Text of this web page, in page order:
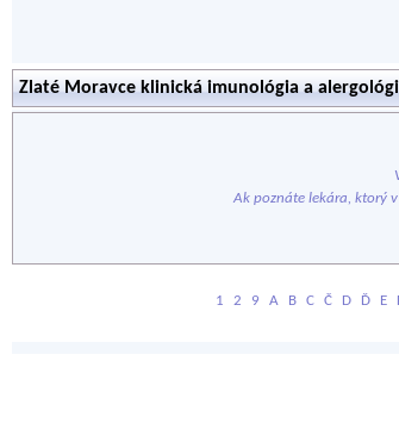
Zlaté Moravce klinická imunológia a
Ak poznáte lekára, ktorý
1 2 9 A B C Č D Ď E